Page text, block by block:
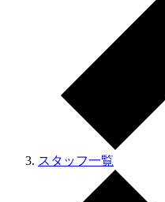
スタッフ一覧